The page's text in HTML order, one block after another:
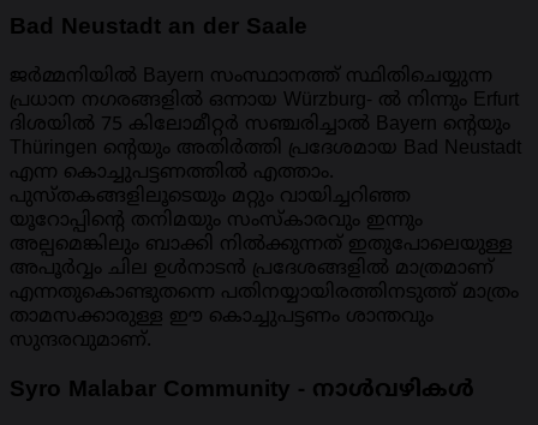
Bad Neustadt an der Saale
ജർമ്മനിയിൽ Bayern സംസ്ഥാനത്ത് സ്ഥിതിചെയ്യുന്ന
പ്രധാന നഗരങ്ങളിൽ ഒന്നായ Würzburg- ൽ നിന്നും Erfurt
ദിശയിൽ 75 കിലോമീറ്റർ സഞ്ചരിച്ചാൽ Bayern ന്റെയും
Thüringen ന്റെയും അതിർത്തി പ്രദേശമായ Bad Neustadt
എന്ന കൊച്ചുപട്ടണത്തിൽ എത്താം.
പുസ്തകങ്ങളിലൂടെയും മറ്റും വായിച്ചറിഞ്ഞ
യൂറോപ്പിന്റെ തനിമയും സംസ്കാരവും ഇന്നും
അല്പമെങ്കിലും ബാക്കി നിൽക്കുന്നത് ഇതുപോലെയുള്ള
അപൂർവ്വം ചില ഉൾനാടൻ പ്രദേശങ്ങളിൽ മാത്രമാണ്
എന്നതുകൊണ്ടുതന്നെ പതിനയ്യായിരത്തിനടുത്ത് മാത്രം
താമസക്കാരുള്ള ഈ കൊച്ചുപട്ടണം ശാന്തവും
സുന്ദരവുമാണ്.
Syro Malabar Community - നാൾവഴികൾ